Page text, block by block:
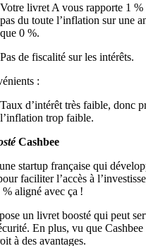
Votre livret A vous rapporte 1
pas du toute l’inflation sur une
que 0 %.
Pas de fiscalité sur les intérêts.
:
Taux d’intérêt très faible, donc
l’inflation trop faible.
Cashbee
startup française qui
faciliter l’accès à
aligné avec ça !
un livret boosté qui peut
En plus, vu que
à des avantages.